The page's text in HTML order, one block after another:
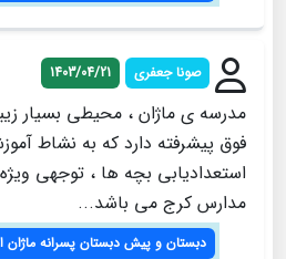
صونا جعفری 1403/04/21
مدرسه ی ماژان ، محیطی بسیار
فوق پیشرفته دارد که به نشاط
استعدادیابی بچه ها ، توجهی
مدارس کرج می باشد...
دبستان و پیش دبستان پسرانه ماژان